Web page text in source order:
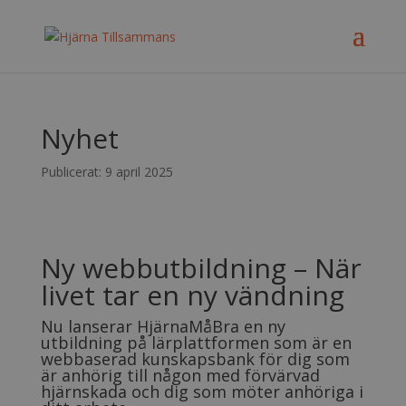
Nyhet
Publicerat: 9 april 2025
Ny webbutbildning – När
livet tar en ny vändning
Nu lanserar HjärnaMåBra en ny
utbildning på lärplattformen som är en
webbaserad kunskapsbank för dig som
är anhörig till någon med förvärvad
hjärnskada och dig som möter anhöriga i